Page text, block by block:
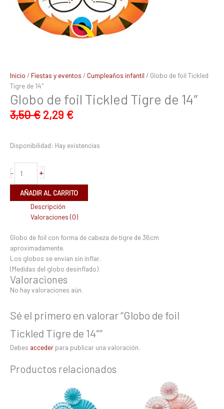
Inicio / Fiestas y eventos / Cumpleaños infantil / Globo de foil Tickled
Tigre de 14″
Globo de foil Tickled Tigre de 14″
3,50€ 2,29 €
Disponibilidad: Hay existencias
- +
AÑADIR AL CARRITO
Descripción
Valoraciones (0)
Globo de foil con forma de cabeza de tigre de 36cm
aproximadamente.
Los globos se envían sin inflar.
(Medidas del globo desinflado)
Valoraciones
No hay valoraciones aún.
Sé el primero en valorar “Globo de foil
Tickled Tigre de 14″”
Debes acceder para publicar una valoración.
Productos relacionados